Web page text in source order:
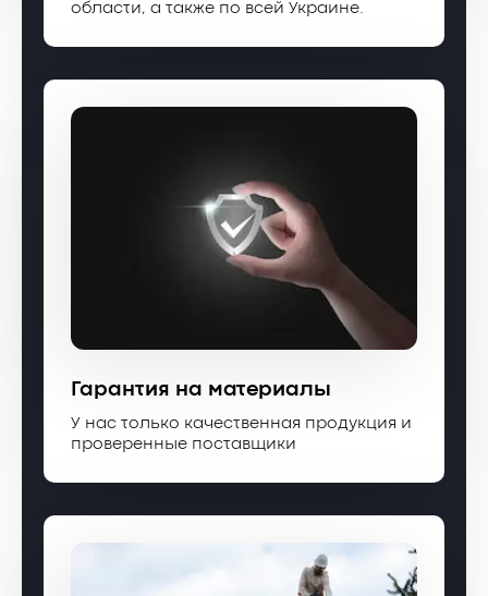
области, а также по всей Украине.
Гарантия на материалы
У нас только качественная продукция и
проверенные поставщики